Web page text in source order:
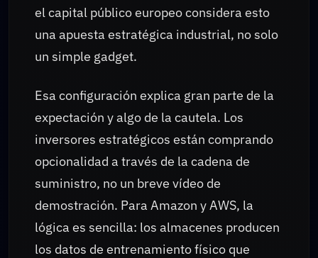
el capital público europeo considera esto
una apuesta estratégica industrial, no solo
un simple gadget.
Esa configuración explica gran parte de la
expectación y algo de la cautela. Los
inversores estratégicos están comprando
opcionalidad a través de la cadena de
suministro, no un breve vídeo de
demostración. Para Amazon y AWS, la
lógica es sencilla: los almacenes producen
los datos de entrenamiento físico que